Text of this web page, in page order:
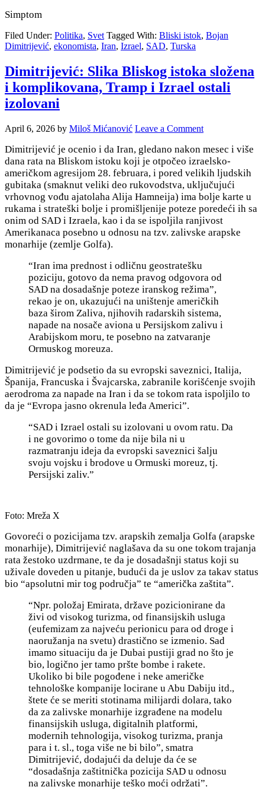
Simptom
Filed Under: Politika, Svet Tagged With: Bliski istok, Bojan
Dimitrijević, ekonomista, Iran, Izrael, SAD, Turska
Dimitrijević: Slika Bliskog istoka složena
i komplikovana, Tramp i Izrael ostali
izolovani
April 6, 2026 by Miloš Mićanović Leave a Comment
Dimitrijević je ocenio i da Iran, gledano nakon mesec i više
dana rata na Bliskom istoku koji je otpočeo izraelsko-
američkom agresijom 28. februara, i pored velikih ljudskih
gubitaka (smaknut veliki deo rukovodstva, uključujući
vrhovnog vođu ajatolaha Alija Hamneija) ima bolje karte u
rukama i strateški bolje i promišljenije poteze poredeći ih sa
onim od SAD i Izraela, kao i da se ispoljila ranjivost
Amerikanaca posebno u odnosu na tzv. zalivske arapske
monarhije (zemlje Golfa).
“Iran ima prednost i odličnu geostratešku
poziciju, gotovo da nema pravog odgovora od
SAD na dosadašnje poteze iranskog režima”,
rekao je on, ukazujući na uništenje američkih
baza širom Zaliva, njihovih radarskih sistema,
napade na nosače aviona u Persijskom zalivu i
Arabijskom moru, te posebno na zatvaranje
Ormuskog moreuza.
Dimitrijević je podsetio da su evropski saveznici, Italija,
Španija, Francuska i Švajcarska, zabranile korišćenje svojih
aerodroma za napade na Iran i da se tokom rata ispoljilo to
da je “Evropa jasno okrenula leđa Americi”.
“SAD i Izrael ostali su izolovani u ovom ratu. Da
i ne govorimo o tome da nije bila ni u
razmatranju ideja da evropski saveznici šalju
svoju vojsku i brodove u Ormuski moreuz, tj.
Persijski zaliv.”
Foto: Mreža X
Govoreći o pozicijama tzv. arapskih zemalja Golfa (arapske
monarhije), Dimitrijević naglašava da su one tokom trajanja
rata žestoko uzdrmane, te da je dosadašnji status koji su
uživale doveden u pitanje, budući da je uslov za takav status
bio “apsolutni mir tog područja” te “američka zaštita”.
“Npr. položaj Emirata, države pozicionirane da
živi od visokog turizma, od finansijskih usluga
(eufemizam za najveću perionicu para od droge i
naoružanja na svetu) drastično se izmenio. Sad
imamo situaciju da je Dubai pustiji grad no što je
bio, logično jer tamo pršte bombe i rakete.
Ukoliko bi bile pogođene i neke američke
tehnološke kompanije locirane u Abu Dabiju itd.,
štete će se meriti stotinama milijardi dolara, tako
da za zalivske monarhije izgrađene na modelu
finansijskih usluga, digitalnih platformi,
modernih tehnologija, visokog turizma, pranja
para i t. sl., toga više ne bi bilo”, smatra
Dimitrijević, dodajući da deluje da će se
“dosadašnja zaštitnička pozicija SAD u odnosu
na zalivske monarhije teško moći održati”.